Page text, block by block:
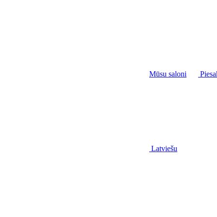
Mūsu saloni
Latviešu